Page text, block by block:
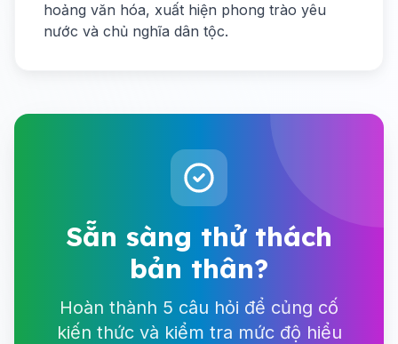
hoảng văn hóa, xuất hiện phong trào yêu
nước và chủ nghĩa dân tộc.
Sẵn sàng thử thách
bản thân?
Hoàn thành 5 câu hỏi để củng cố
kiến thức và kiểm tra mức độ hiểu